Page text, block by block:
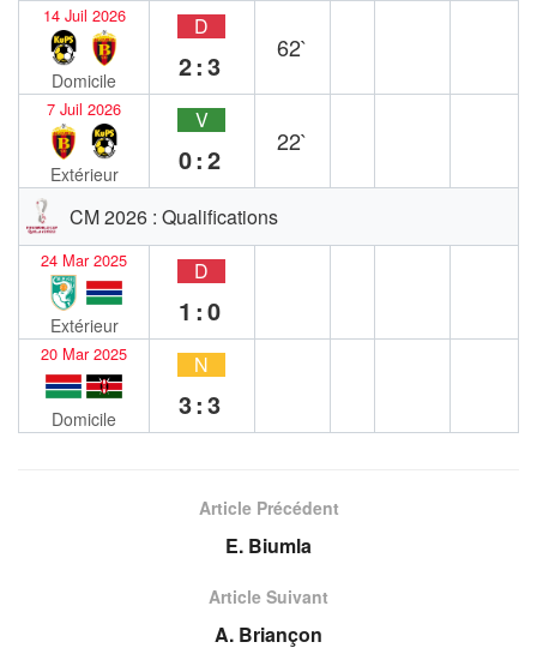
14 Juil 2026
Domicile
D
2:3
62`
7 Juil 2026
Extérieur
V
0:2
22`
CM 2026 : Qualifications
24 Mar 2025
Extérieur
D
1:0
20 Mar 2025
Domicile
N
3:3
Article Précédent
E. Biumla
Article Suivant
A. Briançon